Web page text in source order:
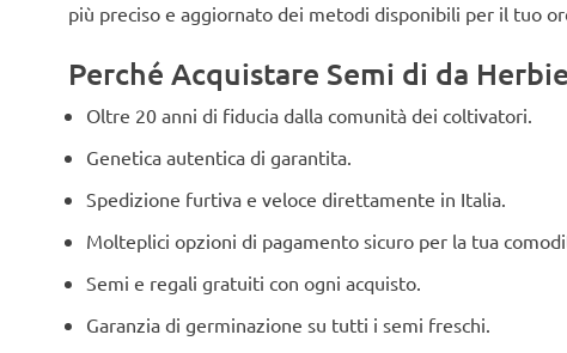
più preciso e aggiornato dei metodi disponibili per il tuo
Perché Acquistare Semi di da
Oltre 20 anni di fiducia dalla comunità dei coltivatori.
Genetica autentica di garantita.
Spedizione furtiva e veloce direttamente in Italia.
Molteplici opzioni di pagamento sicuro per la tua
Semi e regali gratuiti con ogni acquisto.
Garanzia di germinazione su tutti i semi freschi.